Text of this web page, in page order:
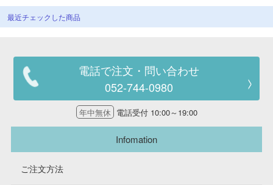
最近チェックした商品
電話で注文・問い合わせ
052-744-0980
年中無休 電話受付 10:00～19:00
Infomation
ご注文方法